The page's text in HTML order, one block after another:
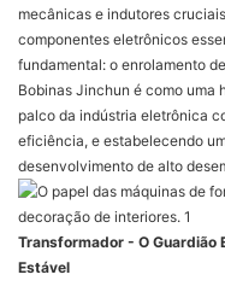
mecânicas e indutores
componentes eletrônicos
fundamental: o enrolamento
Bobinas Jinchun é como uma
palco da indústria eletrônica
eficiência, e estabelecendo
desenvolvimento de alto
Transformador - O Guardião
Estável